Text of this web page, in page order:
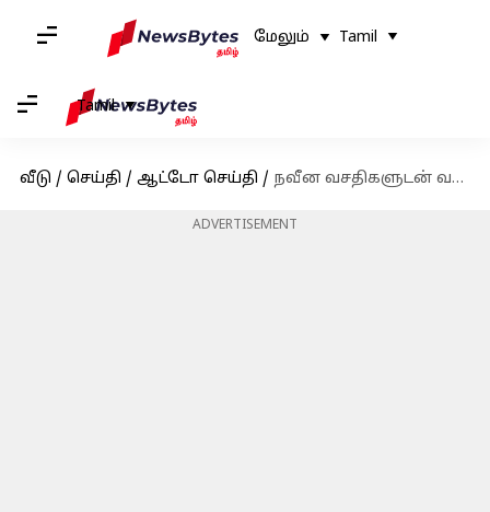
மேலும் Tamil
Tamil
வீடு / செய்தி / ஆட்டோ செய்தி / நவீன வசதிகளுடன் வந்தே பாரத் சிறப்பு ரயில் விரைவில்! அம்சங்கள் என்ன?
ADVERTISEMENT